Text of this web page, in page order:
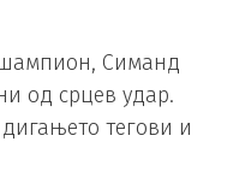
Симанд
од срцев удар.
тегови и